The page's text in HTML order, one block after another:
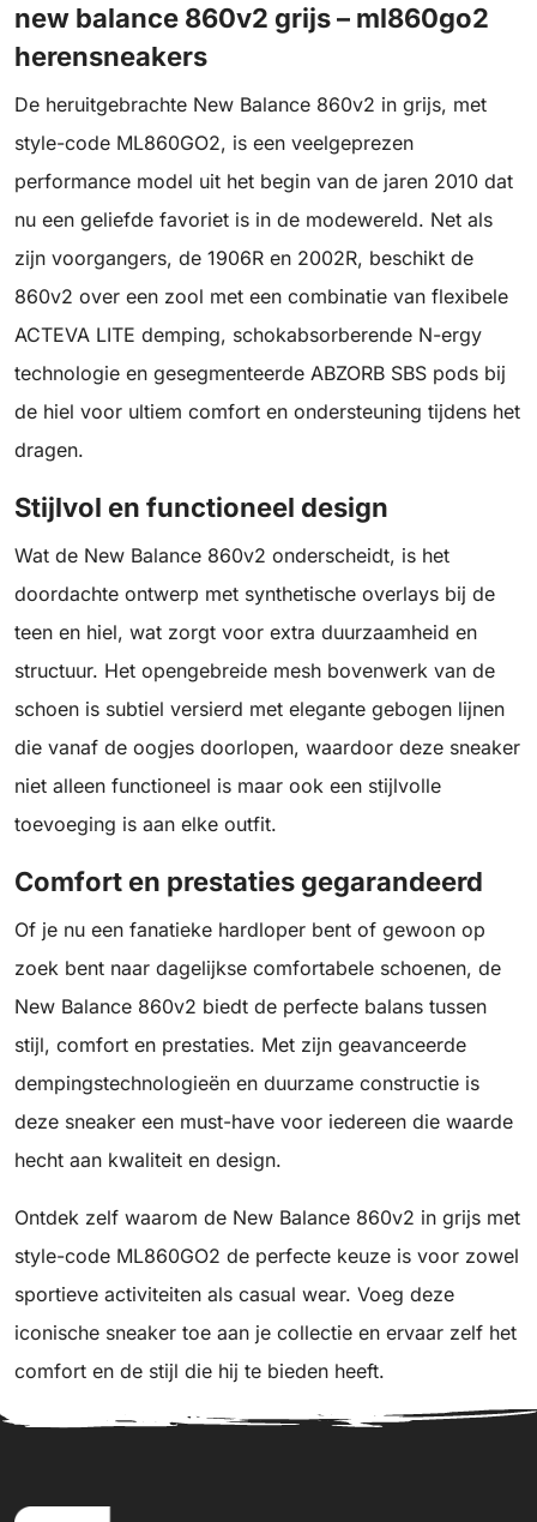
new balance 860v2 grijs – ml860go2
herensneakers
De heruitgebrachte New Balance 860v2 in grijs, met
style-code ML860GO2, is een veelgeprezen
performance model uit het begin van de jaren 2010 dat
nu een geliefde favoriet is in de modewereld. Net als
zijn voorgangers, de 1906R en 2002R, beschikt de
860v2 over een zool met een combinatie van flexibele
ACTEVA LITE demping, schokabsorberende N-ergy
technologie en gesegmenteerde ABZORB SBS pods bij
de hiel voor ultiem comfort en ondersteuning tijdens het
dragen.
Stijlvol en functioneel design
Wat de New Balance 860v2 onderscheidt, is het
doordachte ontwerp met synthetische overlays bij de
teen en hiel, wat zorgt voor extra duurzaamheid en
structuur. Het opengebreide mesh bovenwerk van de
schoen is subtiel versierd met elegante gebogen lijnen
die vanaf de oogjes doorlopen, waardoor deze sneaker
niet alleen functioneel is maar ook een stijlvolle
toevoeging is aan elke outfit.
Comfort en prestaties gegarandeerd
Of je nu een fanatieke hardloper bent of gewoon op
zoek bent naar dagelijkse comfortabele schoenen, de
New Balance 860v2 biedt de perfecte balans tussen
stijl, comfort en prestaties. Met zijn geavanceerde
dempingstechnologieën en duurzame constructie is
deze sneaker een must-have voor iedereen die waarde
hecht aan kwaliteit en design.
Ontdek zelf waarom de New Balance 860v2 in grijs met
style-code ML860GO2 de perfecte keuze is voor zowel
sportieve activiteiten als casual wear. Voeg deze
iconische sneaker toe aan je collectie en ervaar zelf het
comfort en de stijl die hij te bieden heeft.